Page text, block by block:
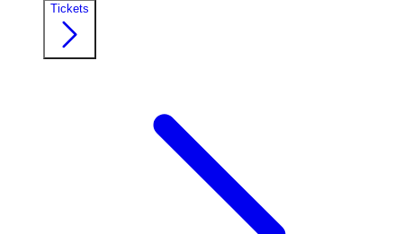
Tickets